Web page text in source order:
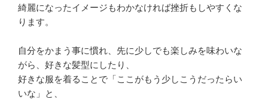
綺麗になったイメージもわかなければ挫折もしやすくな
ります。
自分をかまう事に慣れ、先に少しでも楽しみを味わいな
がら、好きな髪型にしたり、
好きな服を着ることで「ここがもう少しこうだったらい
いな」と、